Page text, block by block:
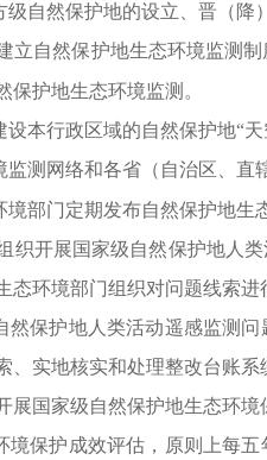
自然保护地的设立、晋（降
立自然保护地生态环境监测制
护地生态环境监测。
设本行政区域的自然保护地“
测网络和各省（自治区、直
部门定期发布自然保护地生
织开展国家级自然保护地人
态环境部门组织对问题线索
然保护地人类活动遥感监测
实地核实和处理整改台账系
展国家级自然保护地生态环
境保护成效评估，原则上每